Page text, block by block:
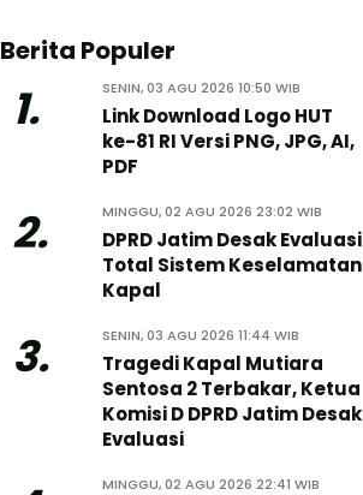
Berita Populer
1. SENIN, 03 AGU 2026 10:50 WIB
Link Download Logo HUT
ke-81 RI Versi PNG, JPG, AI,
PDF
2. MINGGU, 02 AGU 2026 23:02 WIB
DPRD Jatim Desak Evaluasi
Total Sistem Keselamatan
Kapal
3. SENIN, 03 AGU 2026 11:44 WIB
Tragedi Kapal Mutiara
Sentosa 2 Terbakar, Ketua
Komisi D DPRD Jatim Desak
Evaluasi
MINGGU, 02 AGU 2026 22:41 WIB